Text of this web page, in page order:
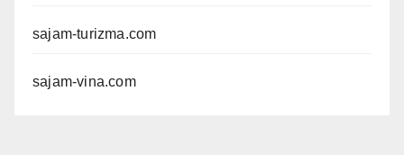
sajam-turizma.com
sajam-vina.com